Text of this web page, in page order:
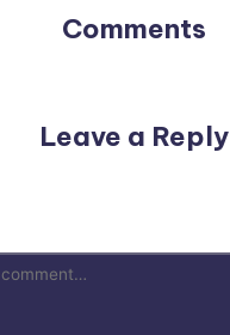
Comments
Leave a Reply